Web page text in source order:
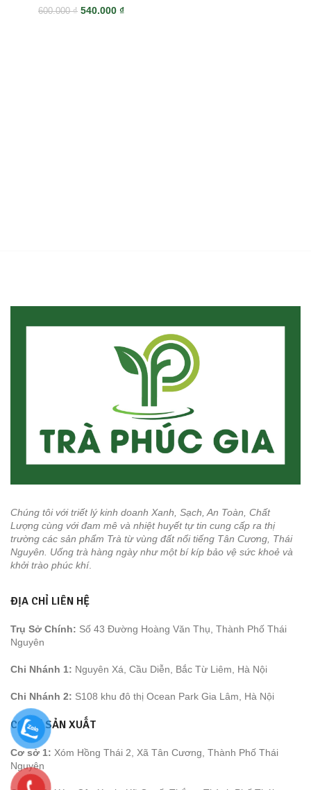
600.000₫ Giá
540.000 ₫Giá
Chúng tôi với triết lý kinh doanh Xanh, Sạch, An Toàn, Chất
Lượng cùng với đam mê và nhiệt huyết tự tin cung cấp ra thị
trường các sản phẩm Trà từ vùng đất nổi tiếng Tân Cương, Thái
Nguyên. Uống trà hàng ngày như một bí kíp bảo vệ sức khoẻ và
khởi trào phúc khí.
ĐỊA CHỈ LIÊN HỆ
Trụ Sở Chính: Số 43 Đường Hoàng Văn Thụ, Thành Phố Thái
Nguyên
Chi Nhánh 1: Nguyên Xá, Cầu Diễn, Bắc Từ Liêm, Hà Nội
Chi Nhánh 2: S108 khu đô thị Ocean Park Gia Lâm, Hà Nội
CƠ SỞ SẢN XUẤT
Cơ sở 1: Xóm Hồng Thái 2, Xã Tân Cương, Thành Phố Thái
Nguyên